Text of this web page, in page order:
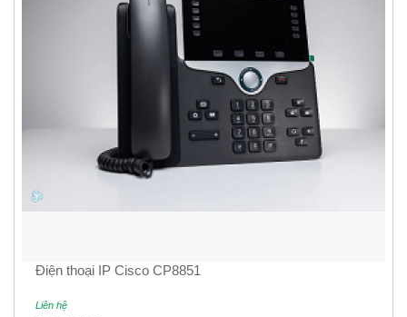
Điện thoại IP Cisco CP8851
Liên hệ